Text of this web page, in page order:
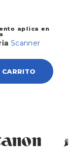
aplica en
Scanner
CARRITO